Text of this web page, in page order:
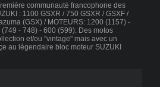
communauté francophone des
: 1100 GSXR / 750 GSXR / GSXF /
(GSX) / MOTEURS: 1200 (1157) -
- 748) - 600 (599). Des motos
et/ou "vintage" mais avec un
au légendaire bloc moteur SUZUKI